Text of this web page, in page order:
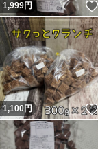
1,999円
1,100円